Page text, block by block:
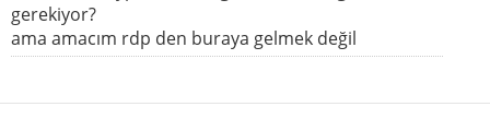
gerekiyor?
ama amacım rdp den buraya gelmek değil